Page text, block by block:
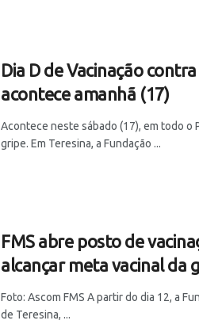
Dia D de Vacinação
acontece amanhã (17)
Acontece neste sábado (17), em todo o
gripe. Em Teresina, a Fundação ...
FMS abre posto de
alcançar meta vacinal da
Foto: Ascom FMS A partir do dia 12, a
de Teresina, ...